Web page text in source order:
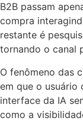
B2B passam
compra
restante é
tornando o canal
O fenômeno das
em que o usuário
interface da IA
como a